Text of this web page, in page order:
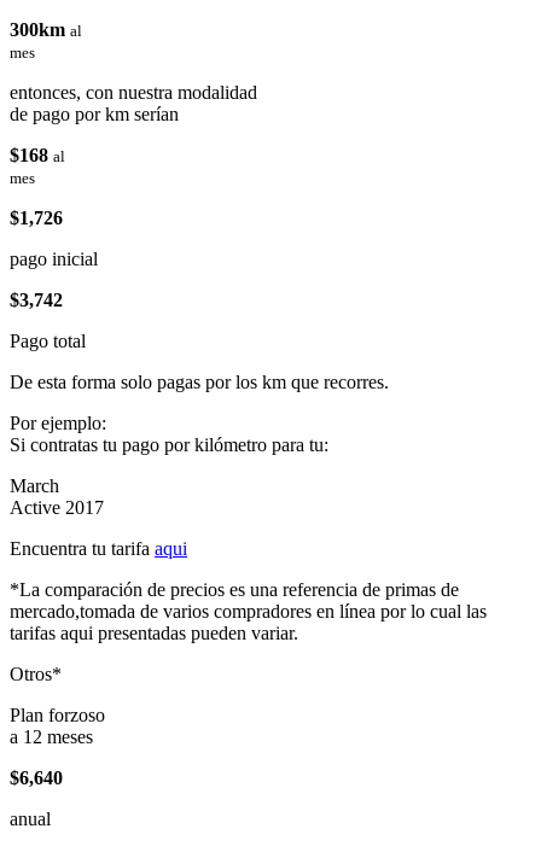
300km al
mes
entonces, con nuestra modalidad
de pago por km serían
$168 al
mes
$1,726
pago inicial
$3,742
Pago total
De esta forma solo pagas por los km que recorres.
Por ejemplo:
Si contratas tu pago por kilómetro para tu:
March
Active 2017
Encuentra tu tarifa aqui
*La comparación de precios es una referencia de primas de
mercado,tomada de varios compradores en línea por lo cual las
tarifas aqui presentadas pueden variar.
Otros*
Plan forzoso
a 12 meses
$6,640
anual